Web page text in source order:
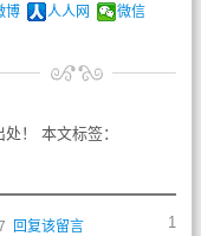
博 人人网 微信
！ 本文标签：
1
回复该留言